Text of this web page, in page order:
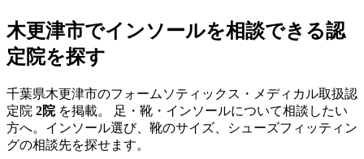
木更津市でインソールを相談できる認
定院を探す
千葉県木更津市のフォームソティックス・メディカル取扱認
定院 2院を掲載。 足・靴・インソールについて相談したい
方へ。インソール選び、靴のサイズ、シューズフィッティン
グの相談先を探せます。